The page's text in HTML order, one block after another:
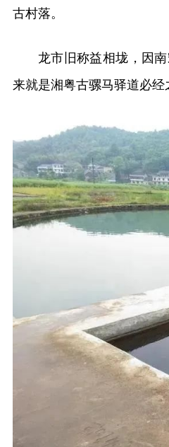
古村落。
龙市旧称益相垅，因
来就是湘粤古骡马驿道必经